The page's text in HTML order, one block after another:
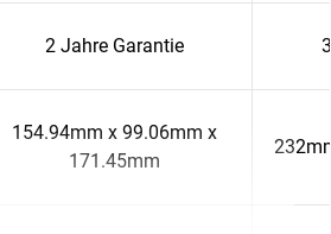
2 Jahre Garantie
154.94mm x 99.06mm x
171.45mm